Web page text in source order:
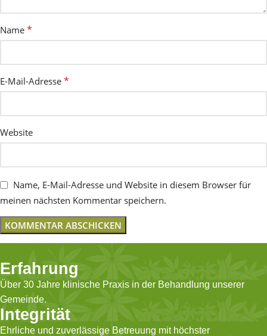
Name *
E-Mail-Adresse *
Website
Name, E-Mail-Adresse und Website in diesem Browser für
meinen nächsten Kommentar speichern.
Erfahrung
Über 30 Jahre klinische Praxis in der Behandlung unserer
Gemeinde.
Integrität
Ehrliche und zuverlässige Betreuung mit höchster